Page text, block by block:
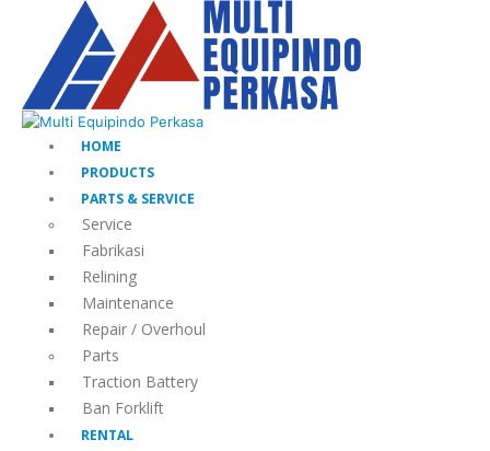
HOME
PRODUCTS
PARTS & SERVICE
Service
Fabrikasi
Relining
Maintenance
Repair / Overhoul
Parts
Traction Battery
Ban Forklift
RENTAL